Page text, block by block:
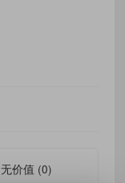
无价值 (0)